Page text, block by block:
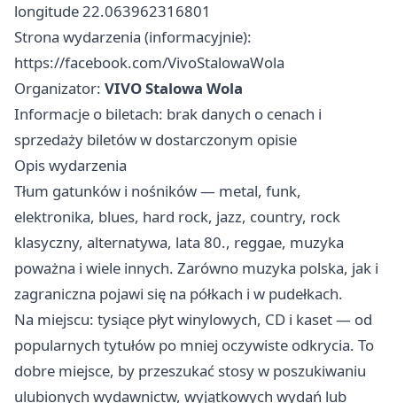
longitude 22.063962316801
Strona wydarzenia (informacyjnie):
https://facebook.com/VivoStalowaWola
Organizator: VIVO Stalowa Wola
Informacje o biletach: brak danych o cenach i
sprzedaży biletów w dostarczonym opisie
Opis wydarzenia
Tłum gatunków i nośników — metal, funk,
elektronika, blues, hard rock, jazz, country, rock
klasyczny, alternatywa, lata 80., reggae, muzyka
poważna i wiele innych. Zarówno muzyka polska, jak i
zagraniczna pojawi się na półkach i w pudełkach.
Na miejscu: tysiące płyt winylowych, CD i kaset — od
popularnych tytułów po mniej oczywiste odkrycia. To
dobre miejsce, by przeszukać stosy w poszukiwaniu
ulubionych wydawnictw, wyjątkowych wydań lub